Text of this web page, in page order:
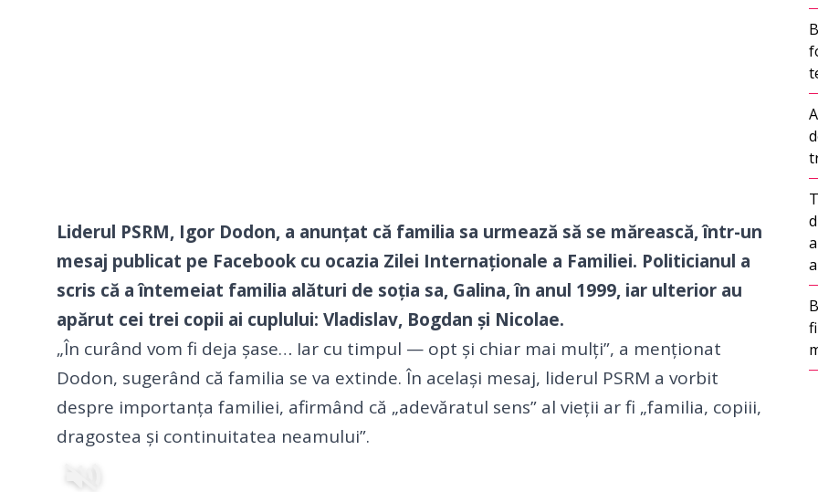
Liderul PSRM, Igor Dodon, a anunțat că familia sa urmează să se mărească, într-un
mesaj publicat pe Facebook cu ocazia Zilei Internaționale a Familiei. Politicianul a
scris că a întemeiat familia alături de soția sa, Galina, în anul 1999, iar ulterior au
apărut cei trei copii ai cuplului: Vladislav, Bogdan și Nicolae.
„În curând vom fi deja șase… Iar cu timpul — opt și chiar mai mulți”, a menționat
Dodon, sugerând că familia se va extinde. În același mesaj, liderul PSRM a vorbit
despre importanța familiei, afirmând că „adevăratul sens” al vieții ar fi „familia, copiii,
dragostea și continuitatea neamului”.